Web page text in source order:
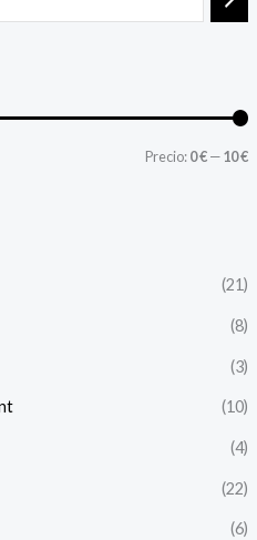
Precio:0 €—10 €
(21)
(8)
(3)
(10)
(4)
(22)
(6)